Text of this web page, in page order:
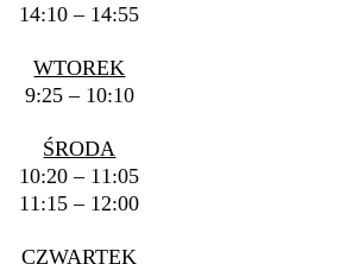
14:10 – 14:55
WTOREK
9:25 – 10:10
ŚRODA
10:20 – 11:05
11:15 – 12:00
CZWARTEK